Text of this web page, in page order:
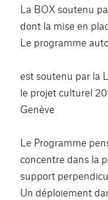
La BOX soutenu
dont la mise en
Le programme
est soutenu par la
le projet culturel
Genève
Le Programme
concentre dans la
support
Un déploiement